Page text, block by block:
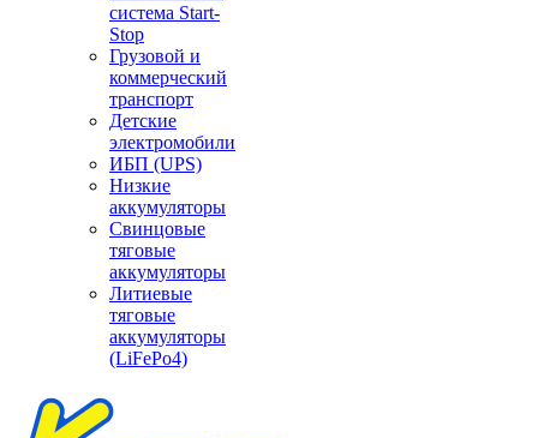
система Start-
Stop
Грузовой и
коммерческий
транспорт
Детские
электромобили
ИБП (UPS)
Низкие
аккумуляторы
Свинцовые
тяговые
аккумуляторы
Литиевые
тяговые
аккумуляторы
(LiFePo4)